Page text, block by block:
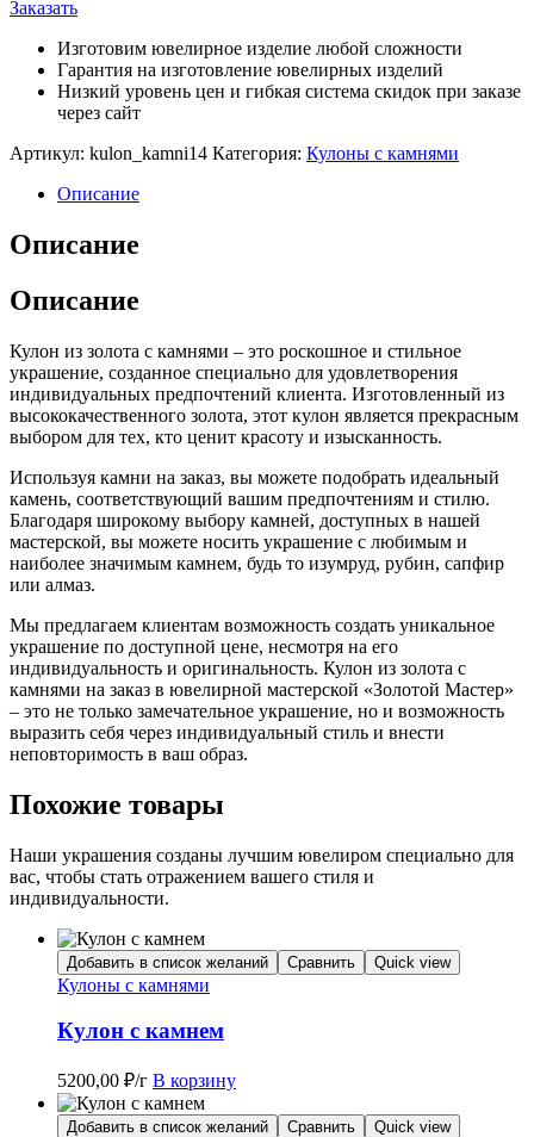
Заказать
Изготовим ювелирное изделие любой сложности
Гарантия на изготовление ювелирных изделий
Низкий уровень цен и гибкая система скидок при заказе
через сайт
Артикул: kulon_kamni14 Категория: Кулоны с камнями
Описание
Описание
Описание
Кулон из золота с камнями – это роскошное и стильное
украшение, созданное специально для удовлетворения
индивидуальных предпочтений клиента. Изготовленный из
высококачественного золота, этот кулон является прекрасным
выбором для тех, кто ценит красоту и изысканность.
Используя камни на заказ, вы можете подобрать идеальный
камень, соответствующий вашим предпочтениям и стилю.
Благодаря широкому выбору камней, доступных в нашей
мастерской, вы можете носить украшение с любимым и
наиболее значимым камнем, будь то изумруд, рубин, сапфир
или алмаз.
Мы предлагаем клиентам возможность создать уникальное
украшение по доступной цене, несмотря на его
индивидуальность и оригинальность. Кулон из золота с
камнями на заказ в ювелирной мастерской «Золотой Мастер»
– это не только замечательное украшение, но и возможность
выразить себя через индивидуальный стиль и внести
неповторимость в ваш образ.
Похожие товары
Наши украшения созданы лучшим ювелиром специально для
вас, чтобы стать отражением вашего стиля и
индивидуальности.
Добавить в список желаний Сравнить Quick view
Кулоны с камнями
Кулон с камнем
5200,00 ₽/г В корзину
Добавить в список желаний Сравнить Quick view